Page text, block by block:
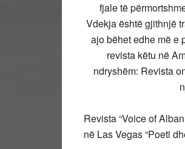
fjale të
Vdekja është gjithnjë
ajo bëhet edhe më e
revista këtu në
ndryshëm: Revista
Revista “Voice of
në Las Vegas “Poeti